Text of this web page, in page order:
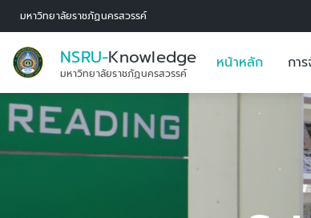
มหาวิทยาลัยราชภัฏนครสวรรค์
NSRU-Knowledge
มหาวิทยาลัยราชภัฏนครสวรรค์
หน้าหลัก กา